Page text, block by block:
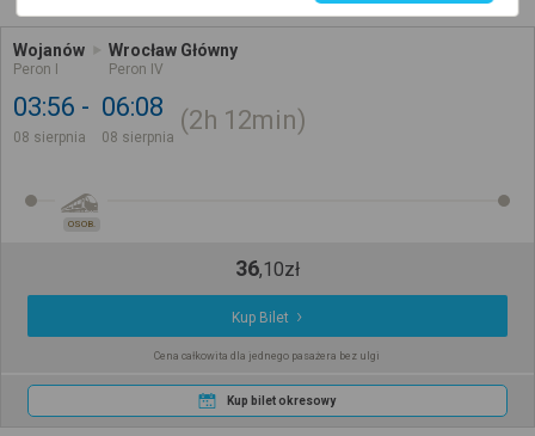
Wojanów
Peron I
Wrocław Główny
Peron IV
03:56
08 sierpnia
06:08
08 sierpnia
2h 12min
OSOB.
36,10zł
Kup Bilet
Cena całkowita dla jednego pasażera bez ulgi
Kup bilet okresowy